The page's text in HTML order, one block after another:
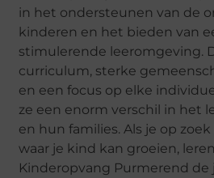
in het ondersteunen van de
kinderen en het bieden van
stimulerende leeromgeving.
curriculum, sterke
en een focus op elke
ze een enorm verschil in het
en hun families. Als je op
waar je kind kan groeien,
Kinderopvang Purmerend de